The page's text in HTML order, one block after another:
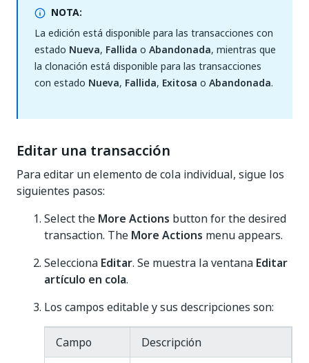
NOTA:
La edición está disponible para las transacciones con
estado Nueva, Fallida o Abandonada, mientras que
la clonación está disponible para las transacciones
con estado Nueva, Fallida, Exitosa o Abandonada.
Editar una transacción
Para editar un elemento de cola individual, sigue los
siguientes pasos:
Select the More Actions button for the desired
transaction. The More Actions menu appears.
Selecciona Editar. Se muestra la ventana Editar
artículo en cola.
Los campos editable y sus descripciones son:
Campo Descripción